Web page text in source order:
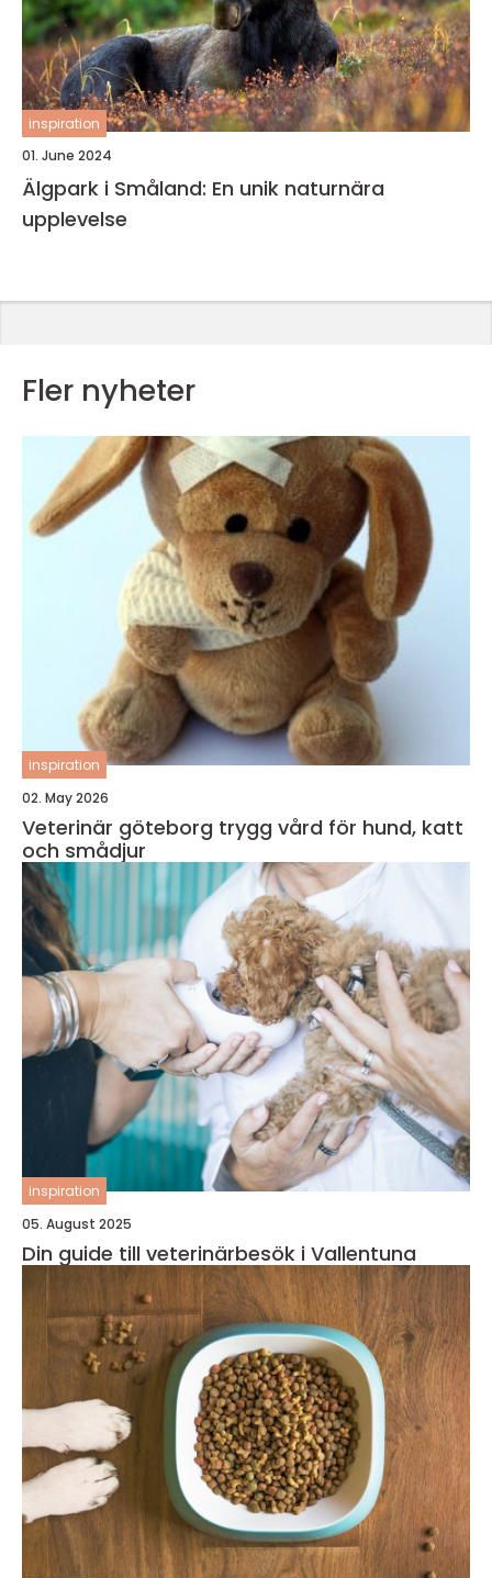
inspiration
01. June 2024
Älgpark i Småland: En unik naturnära
upplevelse
Fler nyheter
inspiration
02. May 2026
Veterinär göteborg trygg vård för hund, katt
och smådjur
inspiration
05. August 2025
Din guide till veterinärbesök i Vallentuna